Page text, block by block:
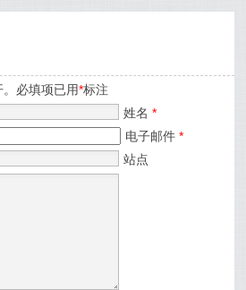
。必填项已用*标注
姓名*
电子邮件*
站点